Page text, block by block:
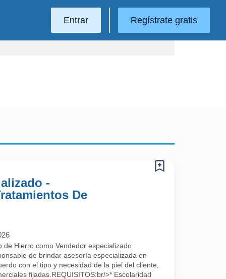
Entrar Regístrate gratis
-
De
de Hierro como Vendedor especializado
de brindar asesoría especializada en
con el tipo y necesidad de la piel del cliente,
fijadas.REQUISITOS:br/>* Escolaridad